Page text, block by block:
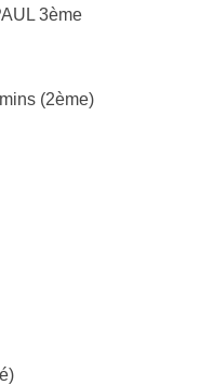
3ème
(2ème)